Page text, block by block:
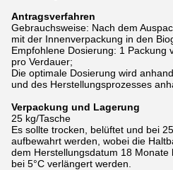
Antragsverfahren
Gebrauchsweise: Nach dem
mit der Innenverpackung in den
Empfohlene Dosierung: 1 Packung
pro Verdauer;
Die optimale Dosierung wird
und des Herstellungsprozesses
Verpackung und Lagerung
25 kg/Tasche
Es sollte trocken, belüftet und bei
aufbewahrt werden, wobei die
dem Herstellungsdatum 18 Monate
bei 5°C verlängert werden.